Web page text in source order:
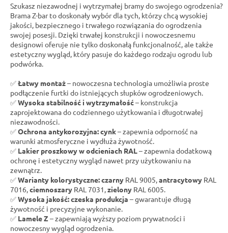
Szukasz niezawodnej i wytrzymałej bramy do swojego ogrodzenia?
Brama Z-bar to doskonały wybór dla tych, którzy chcą wysokiej
jakości, bezpiecznego i trwałego rozwiązania do ogrodzenia
swojej posesji. Dzięki trwałej konstrukcji i nowoczesnemu
designowi oferuje nie tylko doskonałą funkcjonalność, ale także
estetyczny wygląd, który pasuje do każdego rodzaju ogrodu lub
podwórka.
✅Łatwy montaż– nowoczesna technologia umożliwia proste
podłączenie furtki do istniejących słupków ogrodzeniowych.
✅Wysoka stabilność i wytrzymałość– konstrukcja
zaprojektowana do codziennego użytkowania i długotrwałej
niezawodności.
✅Ochrona antykorozyjna: cynk– zapewnia odporność na
warunki atmosferyczne i wydłuża żywotność.
✅ Lakier proszkowy w odcieniach RAL – zapewnia dodatkową
ochronę i estetyczny wygląd nawet przy użytkowaniu na
zewnątrz.
✅Warianty kolorystyczne:czarny RAL 9005, antracytowy RAL
7016, ciemnoszary RAL 7031, zielony RAL 6005.
✅Wysoka jakość: czeska produkcja – gwarantuje długą
żywotność i precyzyjne wykonanie.
✅ Lamele Z – zapewniają wyższy poziom prywatności i
nowoczesny wygląd ogrodzenia.